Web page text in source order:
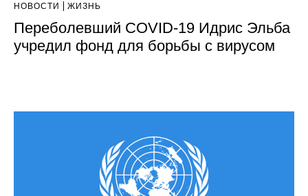
НОВОСТИ ЖИЗНЬ
Переболевший COVID-19 Идрис Эльба
учредил фонд для борьбы с вирусом